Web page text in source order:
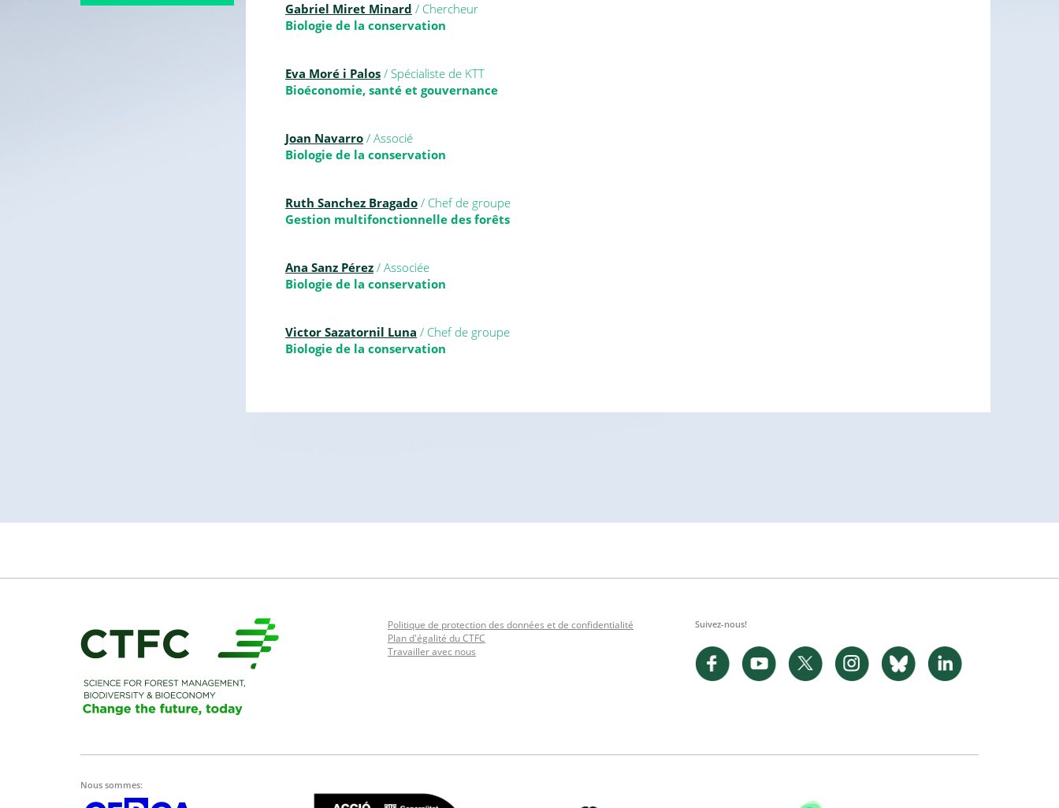
Gabriel Miret Minard / Chercheur
Biologie de la conservation
Eva Moré i Palos / Spécialiste de KTT
Bioéconomie, santé et gouvernance
Joan Navarro / Associé
Biologie de la conservation
Ruth Sanchez Bragado / Chef de groupe
Gestion multifonctionnelle des forêts
Ana Sanz Pérez / Associée
Biologie de la conservation
Victor Sazatornil Luna / Chef de groupe
Biologie de la conservation
Politique de protection des données et de confidentialité
Plan d'égalité du CTFC
Travailler avec nous
Suivez-nous!
Nous sommes: